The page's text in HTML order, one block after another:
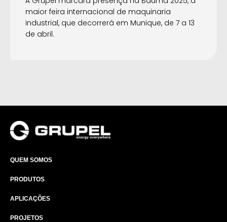
maior feira internacional de maquinaria
industrial, que decorrerá em Munique, de 7 a 13
de abril.
QUEM SOMOS
PRODUTOS
APLICAÇÕES
PROJETOS